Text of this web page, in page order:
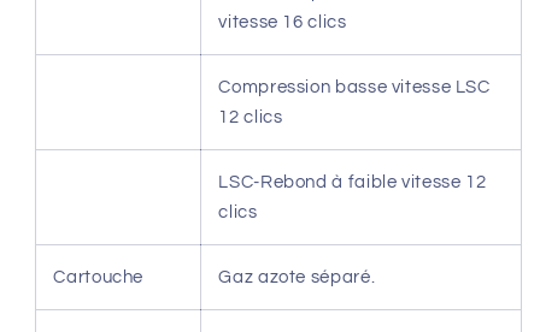
vitesse 16 clics
Compression basse vitesse LSC
12 clics
LSC-Rebond à faible vitesse 12
clics
Cartouche Gaz azote séparé.